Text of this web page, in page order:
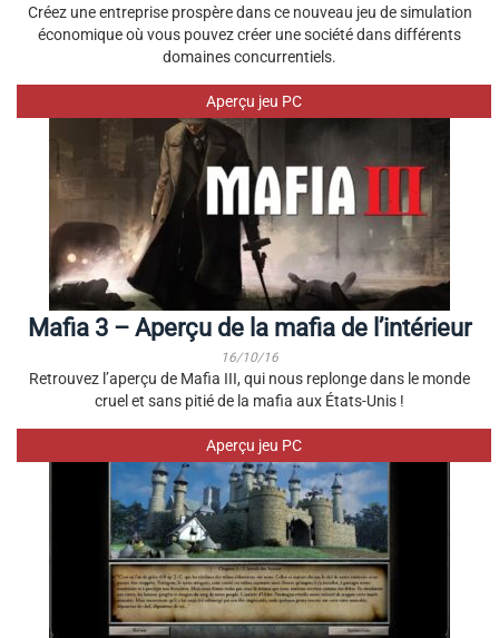
Créez une entreprise prospère dans ce nouveau jeu de simulation
économique où vous pouvez créer une société dans différents
domaines concurrentiels.
Aperçu jeu PC
Mafia 3 – Aperçu de la mafia de l’intérieur
16/10/16
Retrouvez l’aperçu de Mafia III, qui nous replonge dans le monde
cruel et sans pitié de la mafia aux États-Unis !
Aperçu jeu PC